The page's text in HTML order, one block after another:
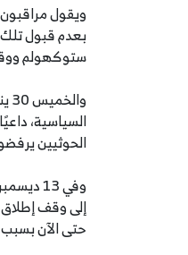
ويقول
بعدم قبول تلك
ستوكهولم
السياسية،
الحوثيين
حتى الآن